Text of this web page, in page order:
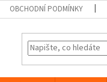
OBCHODNÍ PODMÍNKY